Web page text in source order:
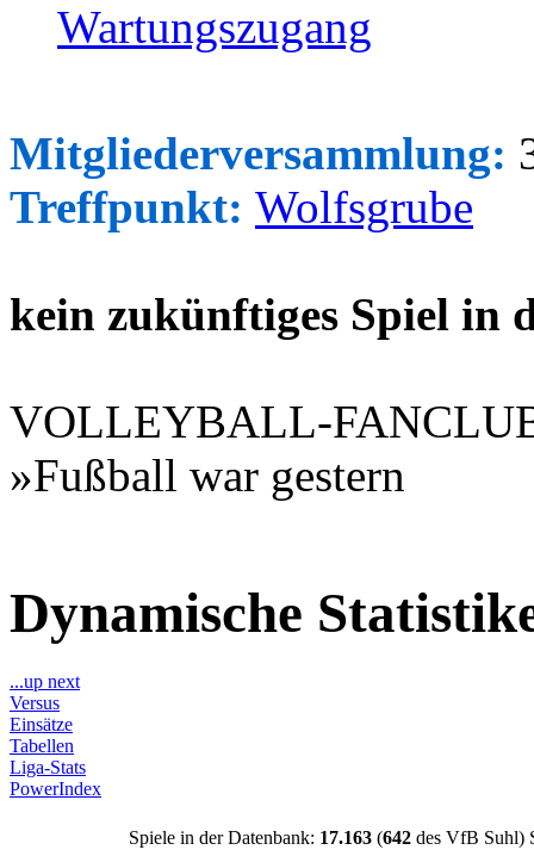
Wartungszugang
Mitgliederversammlung:
Treffpunkt: Wolfsgrube
kein zukünftiges Spiel in
VOLLEYBALL-
»Fußball war gestern
Dynamische
...up next
Versus
Einsätze
Tabellen
Liga-Stats
PowerIndex
Spiele in der Datenbank: 17.163(642des VfB Suhl)